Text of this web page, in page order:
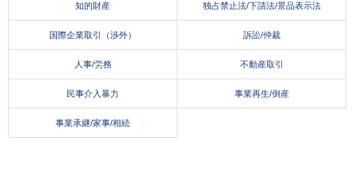
n
知的財産 独占禁止法/下請法/景品表示法
国際企業取引（渉外） 訴訟/仲裁
人事/労務 不動産取引
民事介入暴力 事業再生/倒産
事業承継/家事/相続